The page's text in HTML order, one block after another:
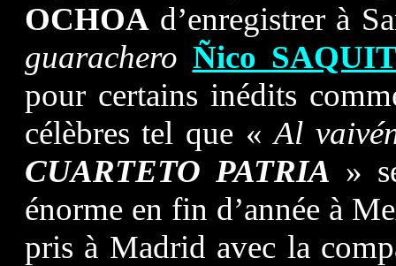
OCHOAd’enregistrer à
guarachero Ñico
pour certains inédits
célèbres tel que «Al
CUARTETO PATRIA »
énorme en fin d’année à
pris à Madrid avec la